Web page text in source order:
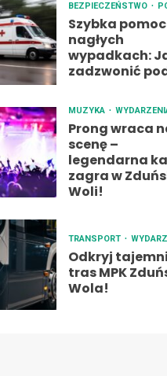
BEZPIECZEŃSTWO
Szybka
nagłych
wypadkach:
zadzwonić pod
MUZYKA
Prong wraca
scenę –
legendarna
zagra w
Woli!
TRANSPORT
Odkryj
tras MPK
Wola!